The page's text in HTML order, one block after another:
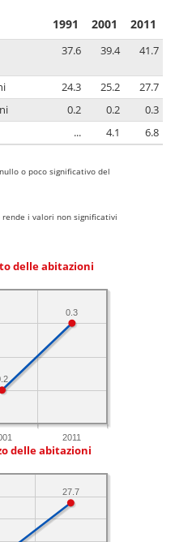
1991 2001 2011
37.6 39.4 41.7
24.3 25.2
27.7
0.2 0.2
0.3
... 4.1 6.8
o poco significativo del
rende i valori non significativi
delle abitazioni
2011
0.3
delle abitazioni
27.7